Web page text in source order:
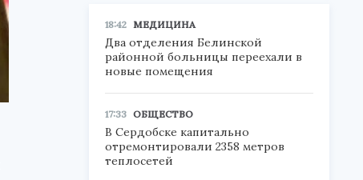
18:42 МЕДИЦИНА
Два отделения Белинской
районной больницы переехали в
новые помещения
17:33 ОБЩЕСТВО
В Сердобске капитально
отремонтировали 2358 метров
теплосетей